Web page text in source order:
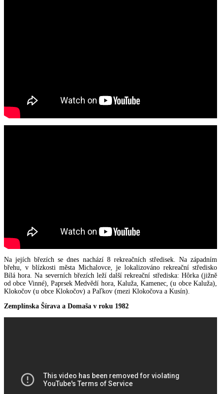
Na jejích březích se dnes nachází 8 rekreačních středisek. Na západním
břehu, v blízkosti města Michalovce, je lokalizováno rekreační středisko
Bílá hora. Na severních březích leží další rekreační střediska: Hôrka (jižně
od obce Vinné), Paprsek Medvědí hora, Kaluža, Kamenec, (u obce Kaluža),
Klokočov (u obce Klokočov) a Paľkov (mezi Klokočova a Kusín).
Zemplínska Šírava a Domaša v roku 1982